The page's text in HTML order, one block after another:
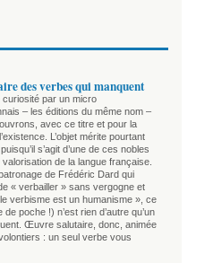
des verbes qui manquent
curiosité par un micro
– les éditions du même nom –
avec ce titre et pour la
L’objet mérite pourtant
s’agit d’une de ces nobles
de la langue française.
de Frédéric Dard qui
« verbailler » sans vergogne et
verbisme est un humanisme », ce
poche !) n’est rien d’autre qu’un
Œuvre salutaire, donc, animée
: un seul verbe vous